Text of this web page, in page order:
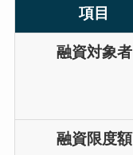
項目
融資対象者
融資限度額